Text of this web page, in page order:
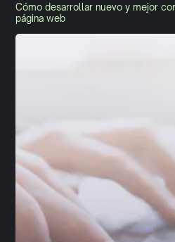
Cómo desarrollar nuevo y mejor
página web